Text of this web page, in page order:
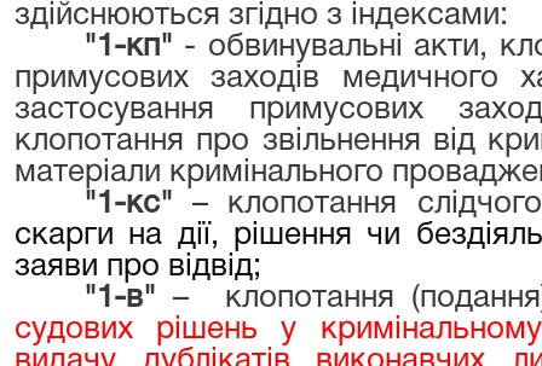
здійснюються згідно з індексами:
"1-кп" - обвинувальні акти,
примусових заходів медичного
застосування примусових
клопотання про звільнення від
матеріали кримінального
"1-кс" – клопотання
скарги на дії, рішення чи
заяви про відвід;
"1-в" – клопотання
судових рішень у